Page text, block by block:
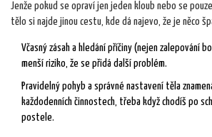
Jenže pokud se opraví jen jeden kloub nebo se
tělo si najde jinou cestu, kde dá najevo, že je něco
Včasný zásah a hledání příčiny (nejen zalepování
menší riziko, že se přidá další problém.
Pravidelný pohyb a správné nastavení těla
každodenních činnostech, třeba když chodíš po
postele.